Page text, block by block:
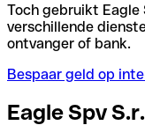
Toch gebruikt Eagle
verschillende
ontvanger of bank.
Bespaar geld op
Eagle Spv